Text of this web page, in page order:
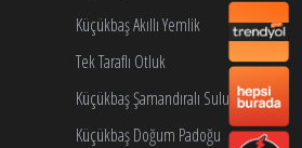
Küçükbaş Akıllı Yemlik
Tek Taraflı Otluk
Küçükbaş Şamandıralı Suluk
Küçükbaş Doğum Padoğu